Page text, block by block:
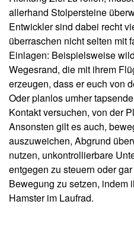
Manchmal stoßt ihr aber
ihr wie ein Gummiball
entgegengesetzte Richtung
besonders auf kleineren
Glück gibt es auch Elemente
ruch die Sache an
So schützen euch Zäune,
und an davor, vom Rand der
fallen. Allerdings werden
einzelnen Welten immer
Schwierigkeitsgrad enorm
immer so einfach zu treffen.
Ende durchrollen müsst, ist
betretbar und stellt sich